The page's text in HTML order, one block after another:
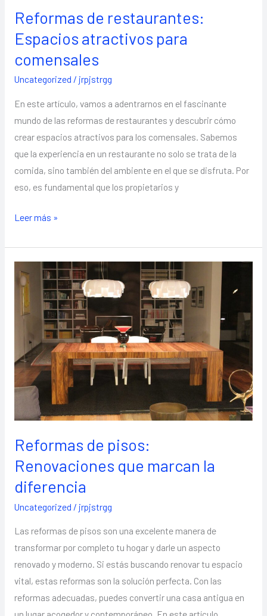
Reformas de restaurantes:
Espacios atractivos para
comensales
Uncategorized / jrpjstrgg
En este artículo, vamos a adentrarnos en el fascinante
mundo de las reformas de restaurantes y descubrir cómo
crear espacios atractivos para los comensales. Sabemos
que la experiencia en un restaurante no solo se trata de la
comida, sino también del ambiente en el que se disfruta. Por
eso, es fundamental que los propietarios y
Leer más »
Reformas de pisos:
Renovaciones que marcan la
diferencia
Uncategorized / jrpjstrgg
Las reformas de pisos son una excelente manera de
transformar por completo tu hogar y darle un aspecto
renovado y moderno. Si estás buscando renovar tu espacio
vital, estas reformas son la solución perfecta. Con las
reformas adecuadas, puedes convertir una casa antigua en
Reformas
de
pisos:
Renovaciones
que
marcan
la
diferencia